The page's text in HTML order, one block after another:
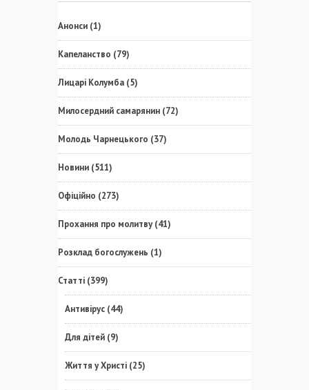
Анонси (1)
Капеланство (79)
Лицарі Колумба (5)
Милосердний самарянин (72)
Молодь Чарнецького (37)
Новини (511)
Офіційно (273)
Прохання про молитву(41)
Розклад богослужень (1)
Статті (399)
Антивірус (44)
Для дітей (9)
Життя у Христі (25)